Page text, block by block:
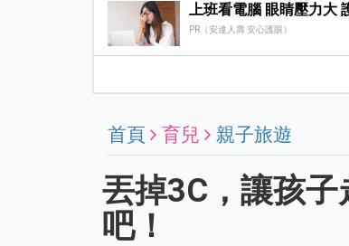
上班看電腦 眼睛壓力大
PR（安達人壽 安心護眼）
首頁 育兒 親子旅遊
丟掉3C，讓孩
吧！